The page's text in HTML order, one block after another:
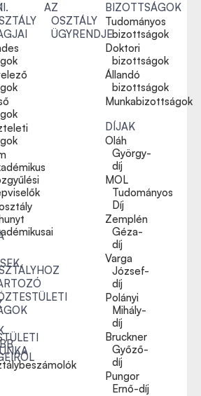
AZ
OSZTÁLY
ÜGYRENDJE
BIZOTTSÁGOK
Tudományos
bizottságok
Doktori
bizottságok
Állandó
bizottságok
Munkabizottságok
DÍJAK
Oláh
György-
díj
MOL
Tudományos
Díj
Zemplén
Géza-
díj
Varga
József-
díj
Polányi
Mihály-
díj
Bruckner
Győző-
díj
Pungor
Ernő-díj